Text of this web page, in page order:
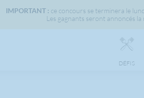
IMPORTANT : ce concours se terminera le
Les gagnants seront annoncés
DÉFIS